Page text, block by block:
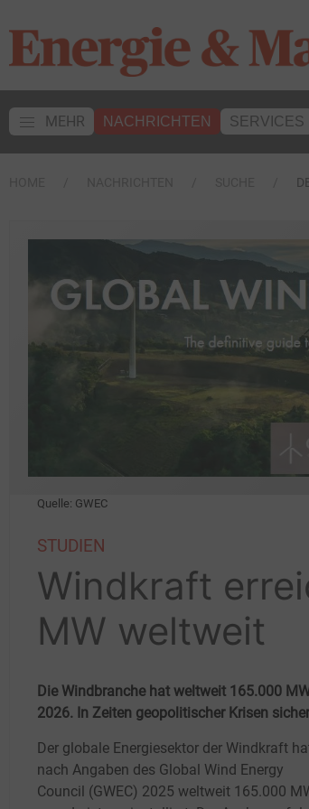
MEHR NACHRICHTEN SERVICES
Quelle: GWEC
STUDIEN
Windkraft
MW weltweit
Die Windbranche hat weltweit 165.000
2026. In Zeiten geopolitischer Krisen
Der globale Energiesektor der Windkraft
nach Angaben des Global Wind Energy
Council (GWEC) 2025 weltweit 165.000